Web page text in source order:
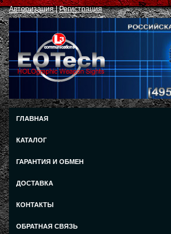
Авторизация|Регистрация
ГЛАВНАЯ
КАТАЛОГ
ГАРАНТИЯ И ОБМЕН
ДОСТАВКА
КОНТАКТЫ
ОБРАТНАЯ СВЯЗЬ